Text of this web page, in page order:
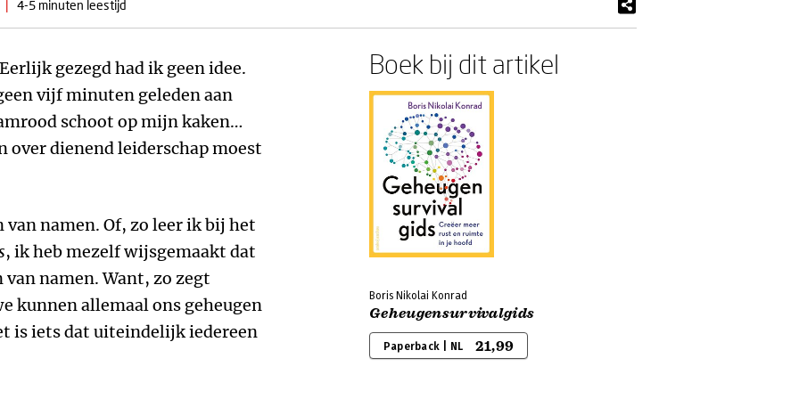
4-5 minuten leestijd
gezegd had ik geen idee.
vijf minuten geleden aan
schoot op mijn kaken…
over dienend leiderschap moest
namen. Of, zo leer ik bij het
, ik heb mezelf wijsgemaakt dat
namen. Want, zo zegt
kunnen allemaal ons geheugen
is iets dat uiteindelijk iedereen
Boek bij dit artikel
Boris Nikolai Konrad
Geheugensurvivalgids
Paperback | NL 21,99